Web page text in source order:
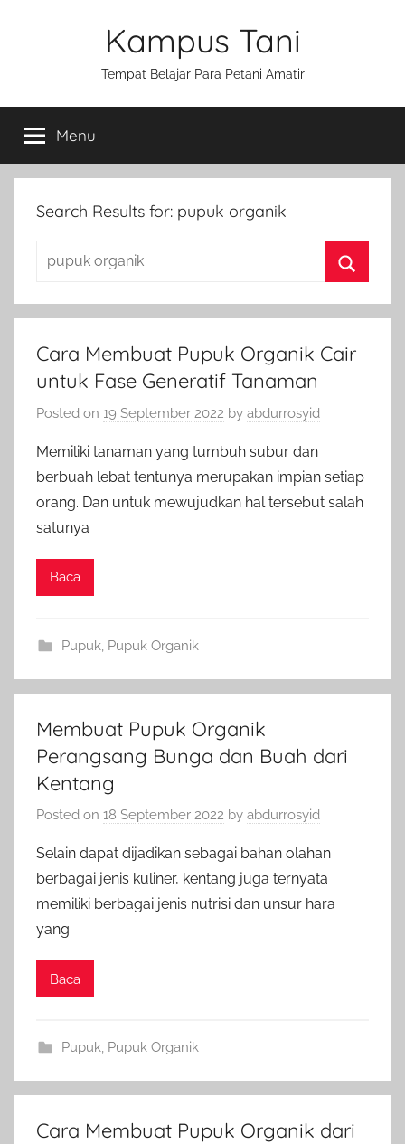
Kampus Tani
Tempat Belajar Para Petani Amatir
Menu
Search Results for: pupuk organik
a
c
h
f
r
:
e
a
Cara Membuat Pupuk Organik Cair
untuk Fase Generatif Tanaman
Posted on 19 September 2022 by abdurrosyid
Memiliki tanaman yang tumbuh subur dan
berbuah lebat tentunya merupakan impian setiap
orang. Dan untuk mewujudkan hal tersebut salah
satunya
Baca
Pupuk, Pupuk Organik
Membuat Pupuk Organik
Perangsang Bunga dan Buah dari
Kentang
Posted on 18 September 2022 by abdurrosyid
Selain dapat dijadikan sebagai bahan olahan
berbagai jenis kuliner, kentang juga ternyata
memiliki berbagai jenis nutrisi dan unsur hara
yang
Baca
Pupuk, Pupuk Organik
Cara Membuat Pupuk Organik dari